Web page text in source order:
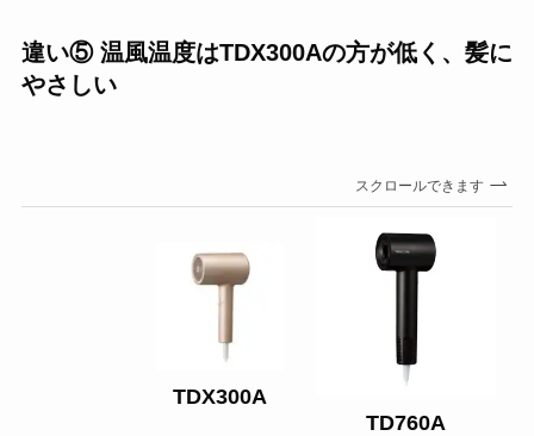
違い⑤ 温風温度はTDX300Aの方が低く、髪に
やさしい
スクロールできます
TDX300A
TD760A